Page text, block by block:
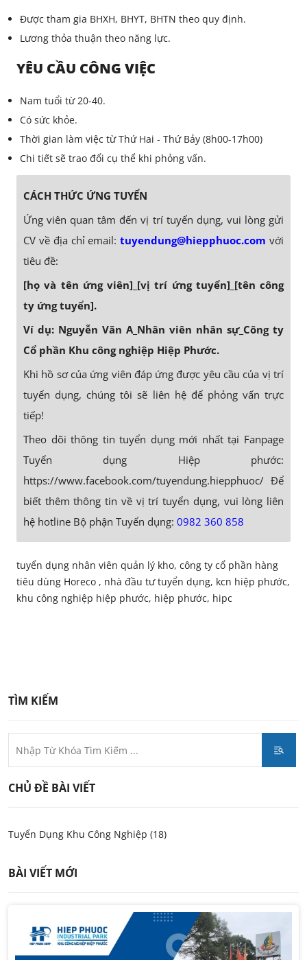
TÌM KIẾM
CHỦ ĐỀ BÀI VIẾT
Tuyển Dụng Khu Công Nghiệp (18)
BÀI VIẾT MỚI
Được tham gia BHXH, BHYT, BHTN theo quy định.
Lương thỏa thuận theo năng lực.
YÊU CẦU CÔNG VIỆC
Nam tuổi từ 20-40.
Có sức khỏe.
Thời gian làm việc từ Thứ Hai - Thứ Bảy (8h00-17h00)
Chi tiết sẽ trao đổi cụ thể khi phỏng vấn.
CÁCH THỨC ỨNG TUYỂN
Ứng viên quan tâm đến vị trí tuyển dụng, vui lòng gửi
CV về địa chỉ email:tuyendung@hiepphuoc.com với
tiêu đề:
[họ và tên ứng viên]_[vị trí ứng tuyển]_[tên công
ty ứng tuyển].
Ví dụ: Nguyễn Văn A_Nhân viên nhân sự_Công ty
Cổ phần Khu công nghiệp Hiệp Phước.
Khi hồ sơ của ứng viên đáp ứng được yêu cầu của vị trí
tuyển dụng, chúng tôi sẽ liên hệ để phỏng vấn trực
tiếp!
Theo dõi thông tin tuyển dụng mới nhất tại Fanpage
Tuyển dụng Hiệp phước:
https://www.facebook.com/tuyendung.hiepphuoc/ Để
biết thêm thông tin về vị trí tuyển dụng, vui lòng liên
hệ hotline Bộ phận Tuyển dụng: 0982 360 858
tuyển dụng nhân viên quản lý kho, công ty cổ phần hàng
tiêu dùng Horeco , nhà đầu tư tuyển dụng, kcn hiệp phước,
khu công nghiệp hiệp phước, hiệp phước, hipc